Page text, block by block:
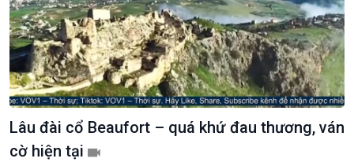
Lâu đài cổ Beaufort – quá khứ đau thương, ván
cờ hiện tại